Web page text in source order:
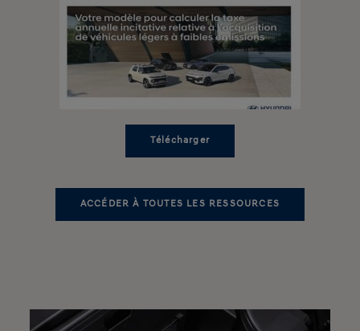
Télécharger
ACCÉDER À TOUTES LES RESSOURCES